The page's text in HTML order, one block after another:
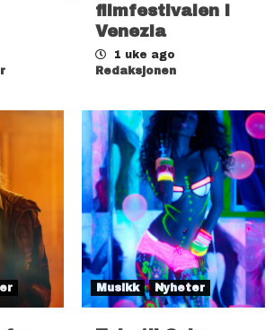
filmfestivalen i
Venezia
1 uke ago
Redaksjonen
Musikk Nyheter